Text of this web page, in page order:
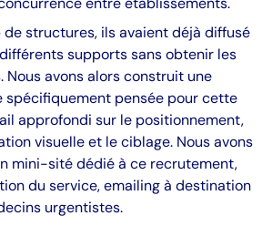
structures, ils avaient déjà diffusé
supports sans obtenir les
avons alors construit une
spécifiquement pensée pour cette
approfondi sur le positionnement,
visuelle et le ciblage. Nous avons
mini-sité dédié à ce recrutement,
du service, emailing à destination
urgentistes.